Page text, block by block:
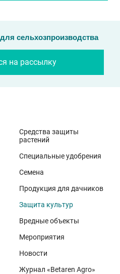
сельхозпроизводства
на рассылку
Средства защиты
растений
Специальные удобрения
Семена
Продукция для дачников
Защита культур
Вредные объекты
Мероприятия
Новости
Журнал «Betaren Agro»